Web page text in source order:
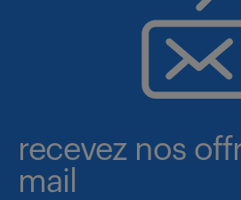
recevez nos
mail